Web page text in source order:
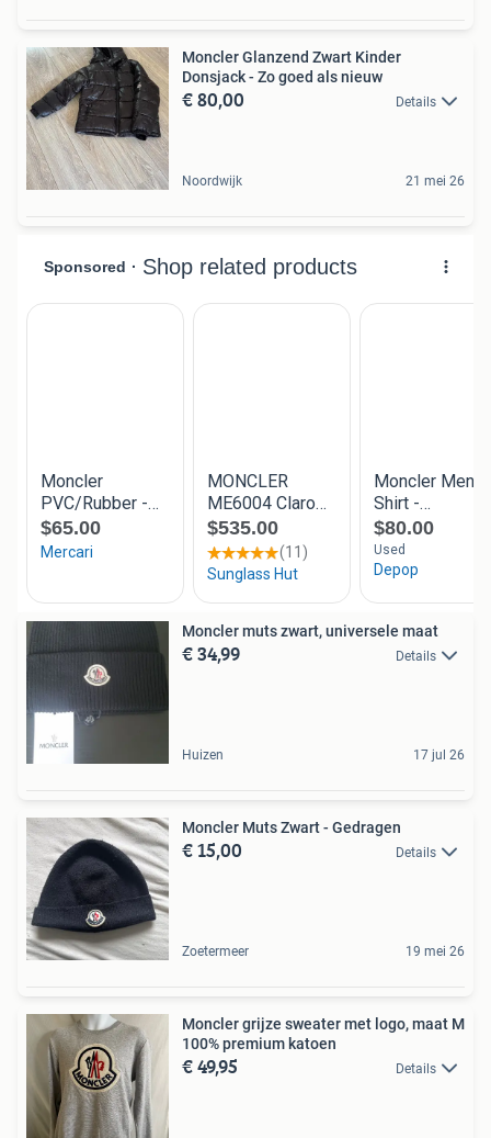
Moncler Glanzend Zwart Kinder
Donsjack - Zo goed als nieuw
€ 80,00 Details
Noordwijk 21 mei 26
Moncler muts zwart, universele maat
€ 34,99 Details
Huizen 17 jul 26
Moncler Muts Zwart - Gedragen
€ 15,00 Details
Zoetermeer 19 mei 26
Moncler grijze sweater met logo, maat M
100% premium katoen
€ 49,95 Details